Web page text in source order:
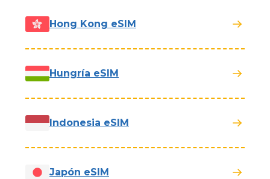
Hong Kong eSIM
Hungría eSIM
Indonesia eSIM
Japón eSIM